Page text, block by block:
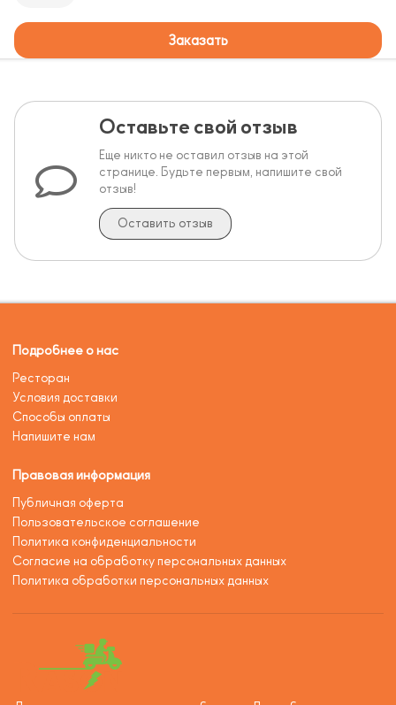
Заказать
Оставьте свой отзыв
Еще никто не оставил отзыв на этой
странице. Будьте первым, напишите свой
отзыв!
Оставить отзыв
Подробнее о нас
Ресторан
Условия доставки
Способы оплаты
Напишите нам
Правовая информация
Публичная оферта
Пользовательское соглашение
Политика конфиденциальности
Согласие на обработку персональных данных
Политика обработки персональных данных